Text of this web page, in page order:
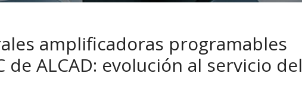
amplificadoras programables
de ALCAD: evolución al servicio del